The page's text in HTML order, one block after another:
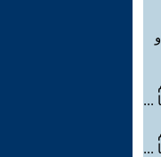
...
...